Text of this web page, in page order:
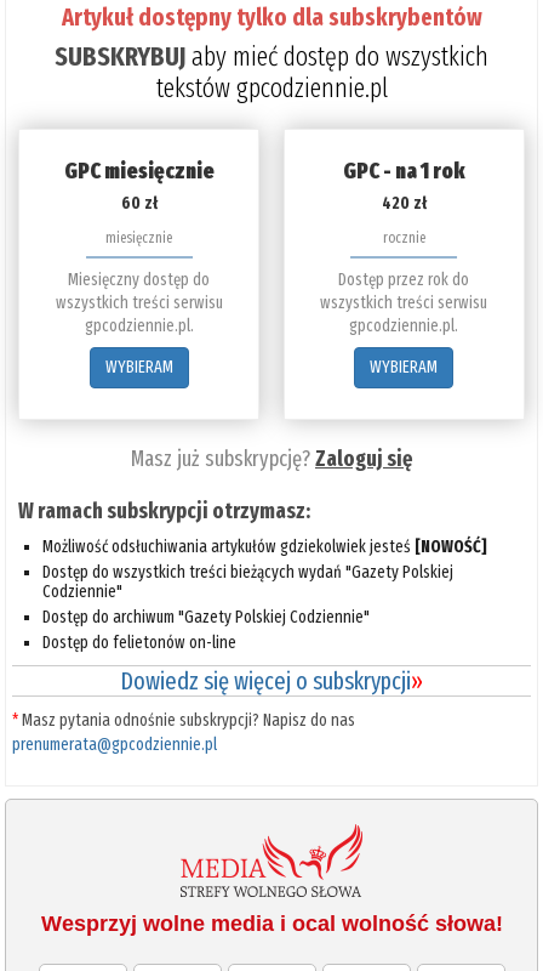
Artykuł dostępny tylko dla subskrybentów
SUBSKRYBUJaby mieć dostęp do wszystkich
tekstów gpcodziennie.pl
GPC miesięcznie
60 zł
miesięcznie
Miesięczny dostęp do
wszystkich treści serwisu
gpcodziennie.pl.
WYBIERAM
GPC - na 1 rok
420 zł
rocznie
Dostęp przez rok do
wszystkich treści serwisu
gpcodziennie.pl.
WYBIERAM
Masz już subskrypcję?Zaloguj się
W ramach subskrypcji otrzymasz:
Możliwość odsłuchiwania artykułów gdziekolwiek jesteś [NOWOŚĆ]
Dostęp do wszystkich treści bieżących wydań "Gazety Polskiej
Codziennie"
Dostęp do archiwum "Gazety Polskiej Codziennie"
Dostęp do felietonów on-line
Dowiedz się więcej o subskrypcji»
*Masz pytania odnośnie subskrypcji? Napisz do nas
prenumerata@gpcodziennie.pl
Wesprzyj wolne media i ocal wolność słowa!